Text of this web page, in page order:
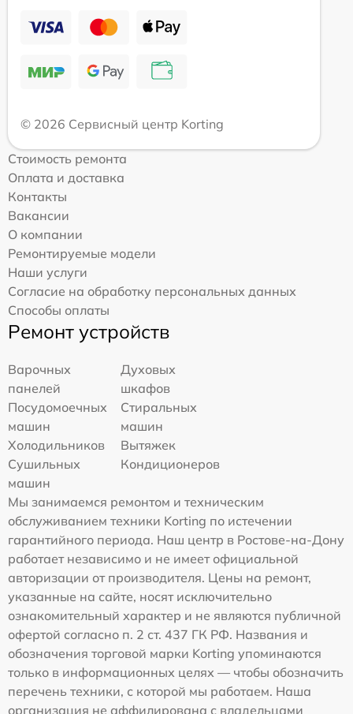
© 2026 Сервисный центр Korting
Стоимость ремонта
Оплата и доставка
Контакты
Вакансии
О компании
Ремонтируемые модели
Наши услуги
Согласие на обработку персональных данных
Способы оплаты
Ремонт устройств
Варочных
панелей
Духовых
шкафов
Посудомоечных
машин
Стиральных
машин
Холодильников
Вытяжек
Сушильных
машин
Кондиционеров
Мы занимаемся ремонтом и техническим
обслуживанием техники Korting по истечении
гарантийного периода. Наш центр в Ростове-на-Дону
работает независимо и не имеет официальной
авторизации от производителя. Цены на ремонт,
указанные на сайте, носят исключительно
ознакомительный характер и не являются публичной
офертой согласно п. 2 ст. 437 ГК РФ. Названия и
обозначения торговой марки Korting упоминаются
только в информационных целях — чтобы обозначить
перечень техники, с которой мы работаем. Наша
организация не аффилирована с владельцами